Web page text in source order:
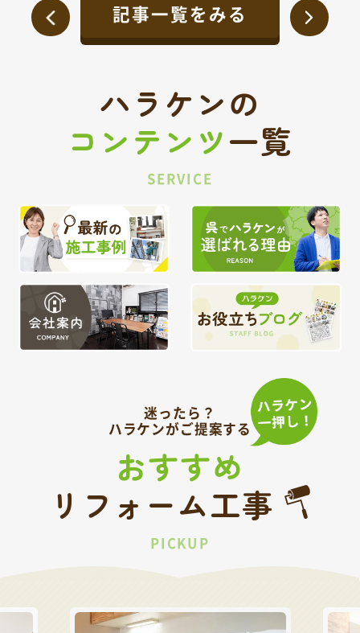
記事一覧をみる
ハラケンの
コンテンツ一覧
SERVICE
迷ったら？
ハラケンがご提案する
おすすめ
リフォーム工事
PICKUP